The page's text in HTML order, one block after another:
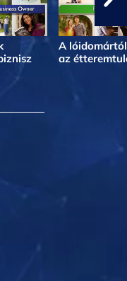
A lóidomártól
az